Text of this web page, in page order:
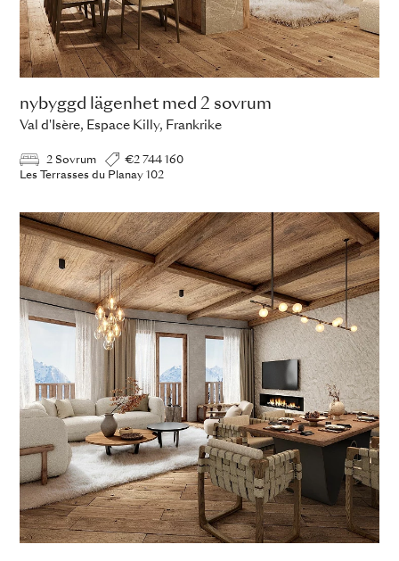
nybyggd lägenhet med 2 sovrum
Val d'Isère, Espace Killy, Frankrike
2 Sovrum
€2 744 160
Les Terrasses du Planay 102